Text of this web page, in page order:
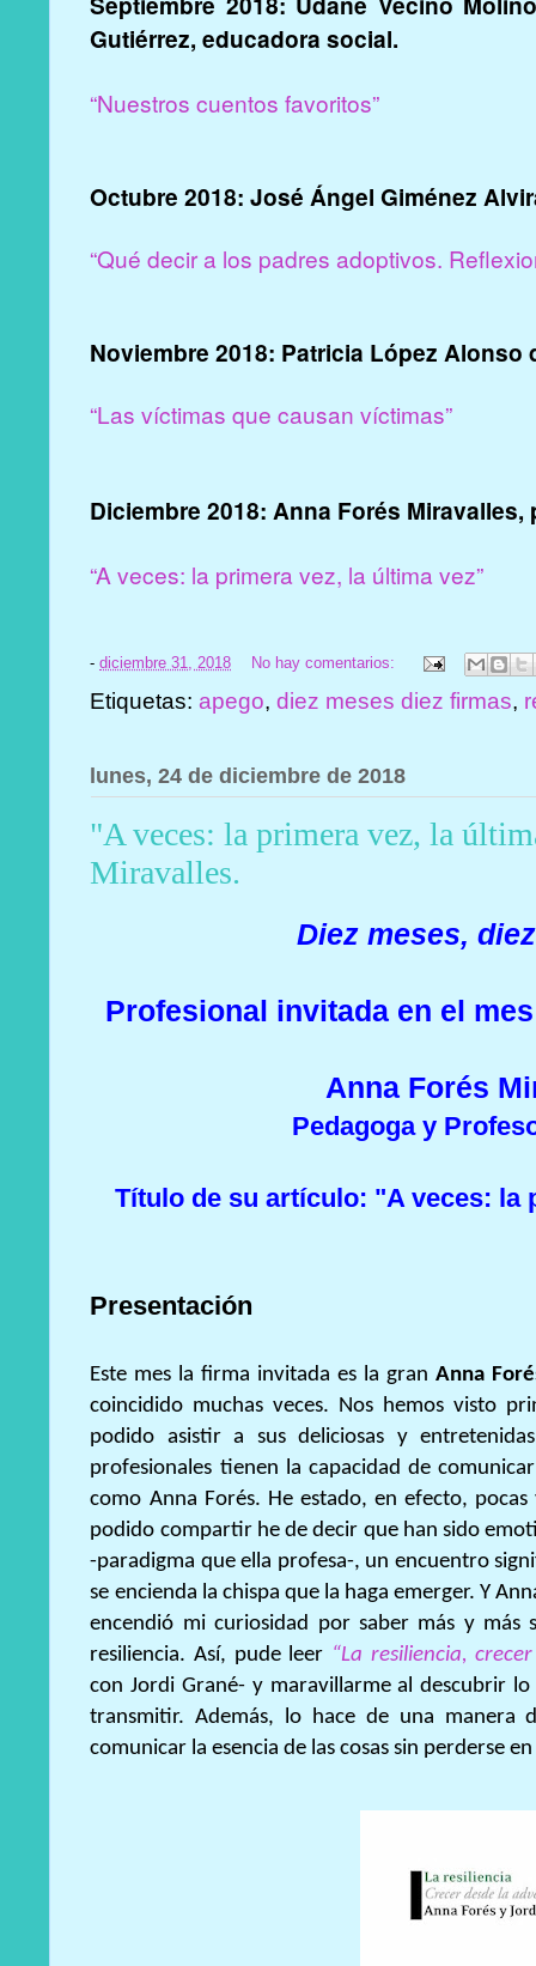
Gutiérrez, educadora social.
“Nuestros cuentos favoritos”
Octubre 2018: José Ángel Giménez
“Qué decir a los padres adoptivos.
Noviembre 2018: Patricia López
“Las víctimas que causan víctimas”
Diciembre 2018: Anna Forés Miravalles,
“A veces: la primera vez, la última vez”
-diciembre 31, 2018 No hay comentarios:
Etiquetas:apego,diez meses diez firmas,
lunes, 24 de diciembre de 2018
"A veces: la primera vez, la
Miravalles.
Diez meses,
Profesional invitada en el
Anna Forés
Pedagoga y
Título de su artículo: "A veces: la
Presentación
Este mes la firma invitada es la granAnna
coincidido muchas veces. Nos hemos visto
podido asistir a sus deliciosas y
profesionales tienen la capacidad de
como Anna Forés. He estado, en efecto,
podido compartir he de decir que han sido
-paradigma que ella profesa-, un encuentro
se encienda la chispa que la haga emerger. Y
encendió mi curiosidad por saber más y más
resiliencia. Así, pude leer “La resiliencia,
con Jordi Grané- y maravillarme al descubrir
transmitir. Además, lo hace de una manera
comunicar la esencia de las cosas sin perderse